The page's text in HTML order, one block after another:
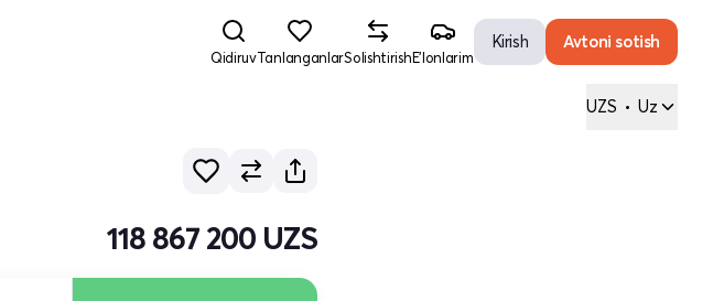
QidiruvTanlanganlarSolishtirishE'lonlarim
Kirish Avtoni sotish
UZS • Uz
118 867 200 UZS